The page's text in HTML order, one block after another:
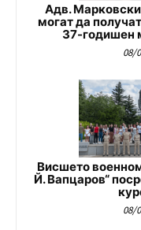
Адв.
могат да
37-годишен
08/
Висшето
Й. Вапцаров“
08/